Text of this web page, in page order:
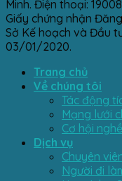
Minh. Điện thoại:
Giấy chứng nhận
Sở Kế hoạch và Đầu
03/01/2020.
Trang chủ
Về chúng tôi
Tác động
Mạng lưới
Cơ hội
Dịch vụ
Chuyên
Người đi